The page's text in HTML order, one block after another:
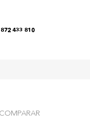
872 433 810
COMPARAR